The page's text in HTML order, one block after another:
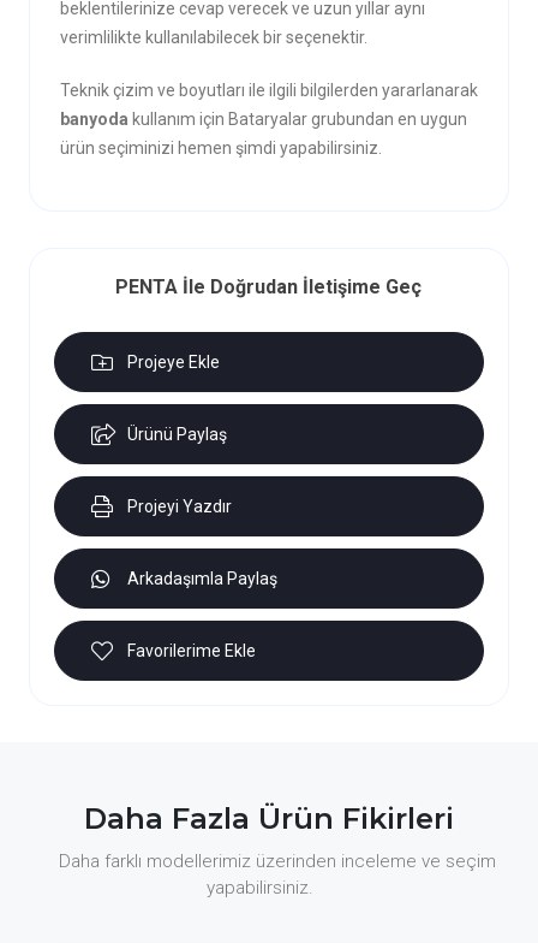
beklentilerinize cevap verecek ve uzun yıllar aynı
verimlilikte kullanılabilecek bir seçenektir.
Teknik çizim ve boyutları ile ilgili bilgilerden yararlanarak
banyoda kullanım için Bataryalar grubundan en uygun
ürün seçiminizi hemen şimdi yapabilirsiniz.
PENTA İle Doğrudan İletişime Geç
Projeye Ekle
Ürünü Paylaş
Projeyi Yazdır
Arkadaşımla Paylaş
Favorilerime Ekle
Daha Fazla Ürün Fikirleri
Daha farklı modellerimiz üzerinden inceleme ve seçim
yapabilirsiniz.